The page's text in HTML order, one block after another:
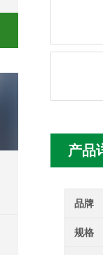
体-1(TREM-1)elisa
产品
品牌
规格